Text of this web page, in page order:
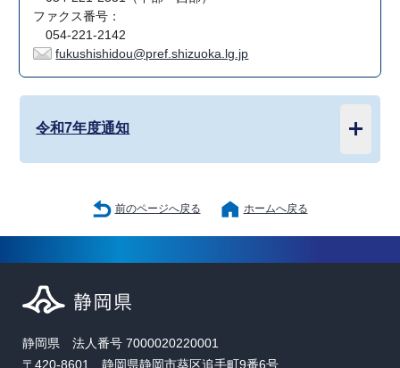
ファクス番号：
054-221-2142
fukushishidou@pref.shizuoka.lg.jp
令和7年度通知
前のページへ戻る ホームへ戻る
静岡県 法人番号 7000020220001
〒420-8601 静岡県静岡市葵区追手町9番6号